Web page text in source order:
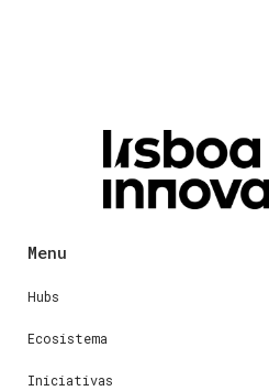
Menu
Hubs
Ecosistema
Iniciativas